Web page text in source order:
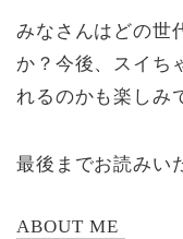
みなさんはどの世
か？今後、スイち
れるのかも楽しみ
最後までお読みい
ABOUT ME